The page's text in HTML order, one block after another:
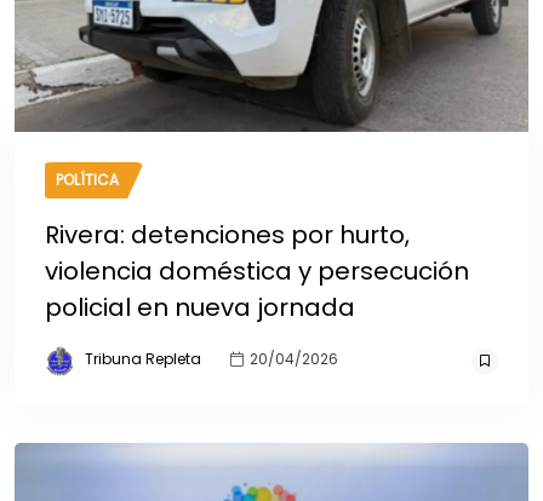
POLÍTICA
Rivera: detenciones por hurto,
violencia doméstica y persecución
policial en nueva jornada
Tribuna Repleta 20/04/2026